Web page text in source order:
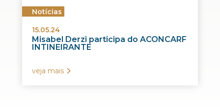
Notícias
15.05.24
Misabel Derzi participa do ACONCARF
INTINEIRANTE
veja mais